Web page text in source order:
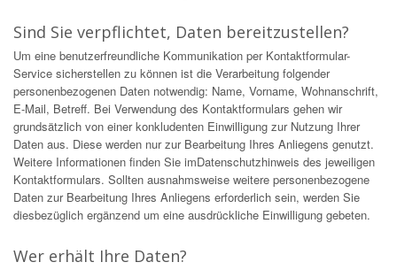
Sind Sie verpflichtet, Daten bereitzustellen?
Um eine benutzerfreundliche Kommunikation per Kontaktformular-
Service sicherstellen zu können ist die Verarbeitung folgender
personenbezogenen Daten notwendig: Name, Vorname, Wohnanschrift,
E-Mail, Betreff. Bei Verwendung des Kontaktformulars gehen wir
grundsätzlich von einer konkludenten Einwilligung zur Nutzung Ihrer
Daten aus. Diese werden nur zur Bearbeitung Ihres Anliegens genutzt.
Weitere Informationen finden Sie imDatenschutzhinweis des jeweiligen
Kontaktformulars. Sollten ausnahmsweise weitere personenbezogene
Daten zur Bearbeitung Ihres Anliegens erforderlich sein, werden Sie
diesbezüglich ergänzend um eine ausdrückliche Einwilligung gebeten.
Wer erhält Ihre Daten?